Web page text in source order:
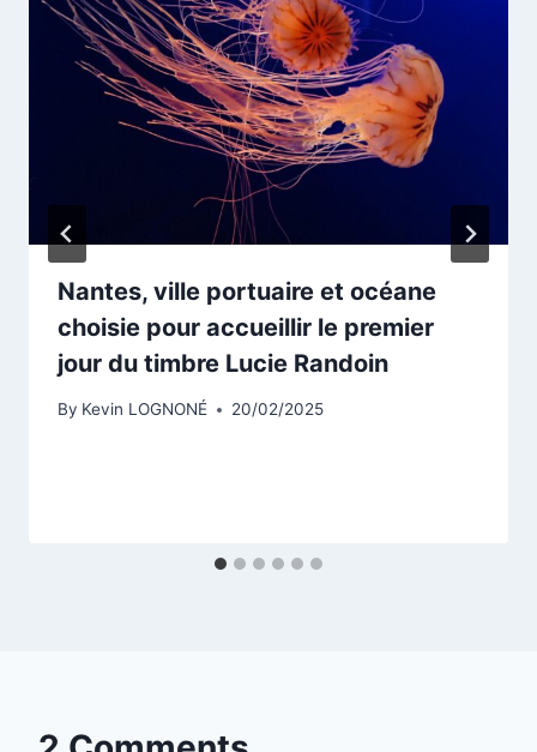
Nantes, ville portuaire et océane
choisie pour accueillir le premier
jour du timbre Lucie Randoin
By Kevin LOGNONÉ 20/02/2025